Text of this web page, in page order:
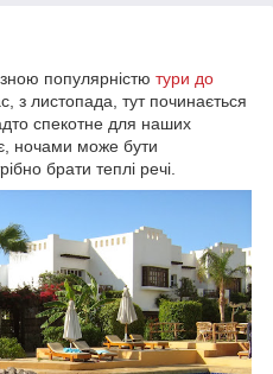
популярністю тури до
з листопада, тут починається
спекотне для наших
ночами може бути
брати теплі речі.